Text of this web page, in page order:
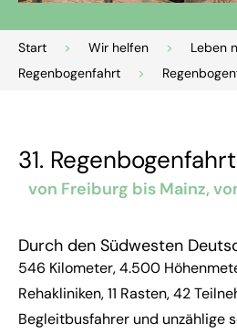
Start > Wir helfen > Leben
Regenbogenfahrt
>
31.
von Freiburg bis Mainz,
Durch den Südwesten
546 Kilometer, 4.500
Rehakliniken, 11 Rasten, 42
Begleitbusfahrer und unzählige